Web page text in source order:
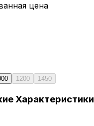
цена
1200 1450
Характеристики